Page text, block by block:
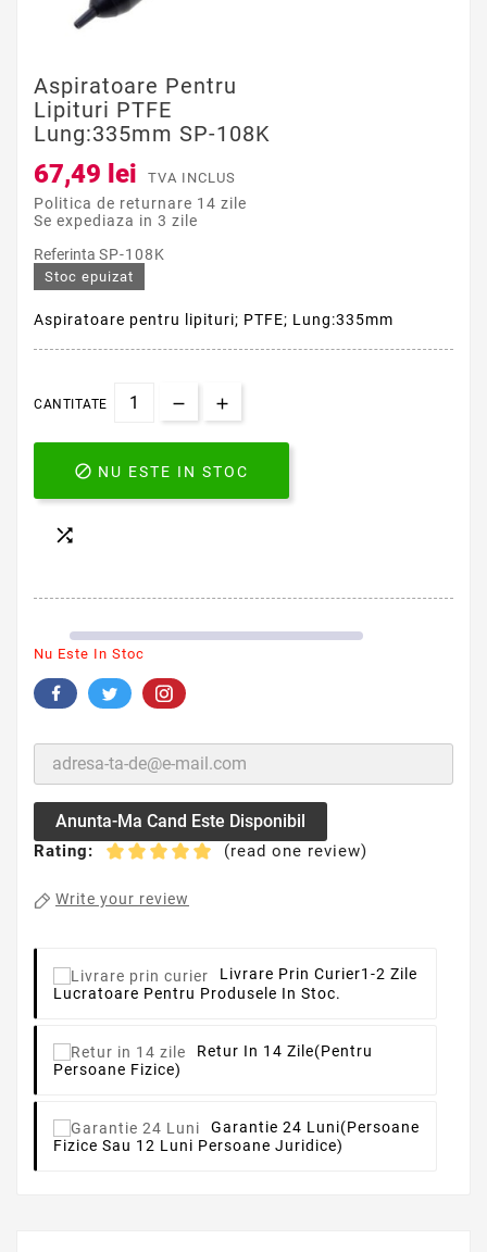
Aspiratoare Pentru
Lipituri PTFE
Lung:335mm SP-108K
67,49 lei TVA INCLUS
Politica de returnare 14 zile
Se expediaza in 3 zile
Referinta SP-108K
Stoc epuizat
Aspiratoare pentru lipituri; PTFE; Lung:335mm
CANTITATE
 NU ESTE IN STOC

Nu Este In Stoc
Anunta-Ma Cand Este Disponibil
Rating: (read one review)
Write your review
Livrare Prin Curier1-2 Zile
Lucratoare Pentru Produsele In Stoc.
Retur In 14 Zile(pentru
Persoane Fizice)
Garantie 24 Luni(persoane
Fizice Sau 12 Luni Persoane Juridice)